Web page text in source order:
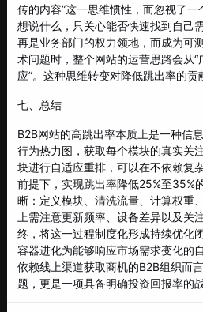
传的内容”这一思维惯性，而忽视了
想说什么，只关心能否快速找到自己
再是业务部门的权力领地，而成为可
术问题时，整个网站的运营思路会从“
应”。这种思维转变对降低跳出率的贡
七、总结
B2B网站的高跳出率本质上是一种信
行为热力图，获取每个模块的真实关
块进行自适应重排，可以在不依赖复
前提下，实现跳出率降低25%至35%
晰：定义模块、清洗流量、计算权重
上需注意更新频率、设备差异以及关
终，将这一过程制度化形成持续优化
容器进化为能够响应市场需求变化的
依赖线上渠道获取商机的B2B组织而
题，更是一项具备明确投资回报率的战